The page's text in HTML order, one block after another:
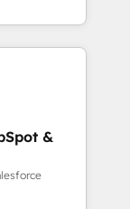
teams
so it
&